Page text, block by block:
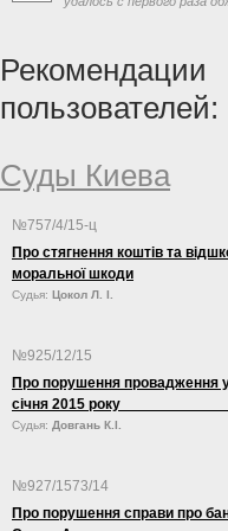
формирования независимой
Рекомендации
пользователей:
Суды Киева
№757/4/15-ц
Про стягнення коштів та
моральної шкоди
Судья: Цокол Л. І.
№925/12/15
Про порушення провадження у
січня 2015 року
Судья: Довгань К.І.
№927/1573/14
Про порушення справи про